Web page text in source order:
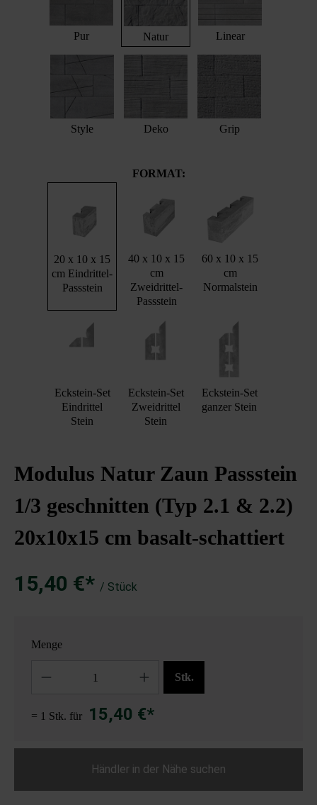
Pur Natur Linear
Style Deko Grip
FORMAT:
20 x 10 x 15
cm Eindrittel-
Passstein
40 x 10 x 15
cm
Zweidrittel-
Passstein
60 x 10 x 15
cm
Normalstein
Eckstein-Set
Eindrittel
Stein
Eckstein-Set
Zweidrittel
Stein
Eckstein-Set
ganzer Stein
Modulus Natur Zaun Passstein
1/3 geschnitten (Typ 2.1 & 2.2)
20x10x15 cm basalt-schattiert
15,40 €* / Stück
Menge
Stk.
= 1 Stk. für 15,40 €*
Händler in der Nähe suchen